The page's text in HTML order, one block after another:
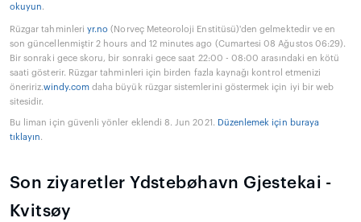
okuyun.
Rüzgar tahminleri yr.no (Norveç Meteoroloji Enstitüsü)'den gelmektedir ve en
son güncellenmiştir 2 hours and 12 minutes ago (Cumartesi 08 Ağustos 06:29).
Bir sonraki gece skoru, bir sonraki gece saat 22:00 - 08:00 arasındaki en kötü
saati gösterir. Rüzgar tahminleri için birden fazla kaynağı kontrol etmenizi
öneririz.windy.com daha büyük rüzgar sistemlerini göstermek için iyi bir web
sitesidir.
Bu liman için güvenli yönler eklendi 8. Jun 2021. Düzenlemek için buraya
tıklayın.
Son ziyaretler Ydstebøhavn Gjestekai -
Kvitsøy